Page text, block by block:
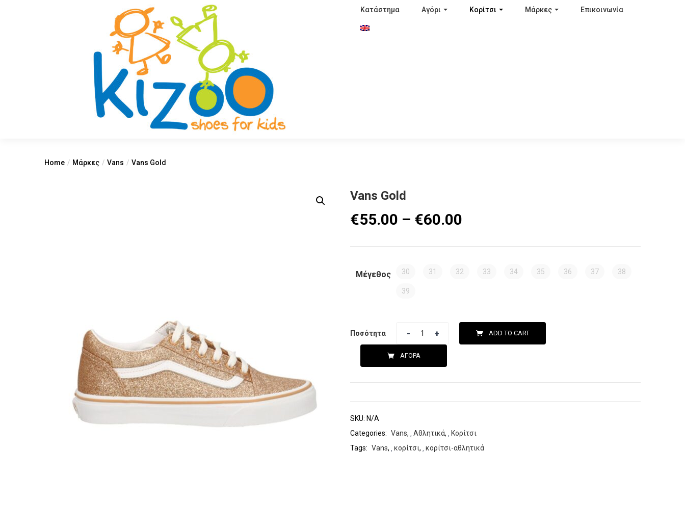
Κατάστημα Αγόρι Κορίτσι Μάρκες Επικοινωνία
Home Μάρκες Vans Vans Gold
Vans Gold
€55.00 – €60.00
Μέγεθος 30 31 32 33 34 35 36 37 38
39
Ποσότητα ADD TO CART
ΑΓΟΡΆ
SKU: N/A
Categories: Vans, Αθλητικά,
Κορίτσι
Tags: Vans, κορίτσι, κορίτσι-αθλητικά